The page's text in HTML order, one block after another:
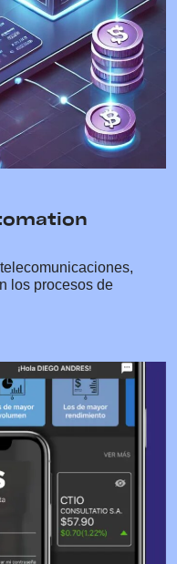
los procesos de